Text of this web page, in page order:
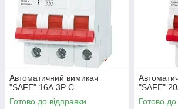
Автоматичний вимикач
"SAFE" 16А 3P С
Готово до відправки
"SAFE"
Готово до